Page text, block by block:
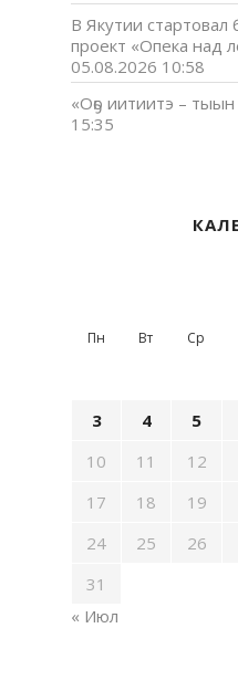
В Якутии стартовал
проект «Опека над
05.08.2026 10:58
«Оҕо иитиитэ –
15:35
Пн Вт Ср
3
4 5
10
11 12
17
18 19
24
25 26
31
« Июл